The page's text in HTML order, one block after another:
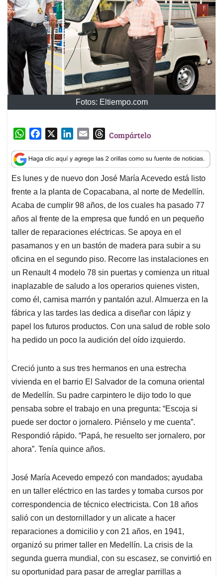
Fotos: Eltiempo.com
W
a
t
s
A
p
p
c
e
b
o
o
k
n
k
e
d
I
n
a
i
l
T
r
e
a
d
s
Compártelo
Es lunes y de nuevo don José María Acevedo está listo
frente a la planta de Copacabana, al norte de Medellín.
Acaba de cumplir 98 años, de los cuales ha pasado 77
años al frente de la empresa que fundó en un pequeño
taller de reparaciones eléctricas. Se apoya en el
pasamanos y en un bastón de madera para subir a su
oficina en el segundo piso. Recorre las instalaciones en
un Renault 4 modelo 78 sin puertas y comienza un ritual
inaplazable de saludo a los operarios quienes visten,
como él, camisa marrón y pantalón azul. Almuerza en la
fábrica y las tardes las dedica a diseñar con lápiz y
papel los futuros productos. Con una salud de roble solo
ha pedido un poco la audición del oído izquierdo.
Creció junto a sus tres hermanos en una estrecha
vivienda en el barrio El Salvador de la comuna oriental
de Medellín. Su padre carpintero le dijo todo lo que
pensaba sobre el trabajo en una pregunta: “Escoja si
puede ser doctor o jornalero. Piénselo y me cuenta”.
Respondió rápido. “Papá, he resuelto ser jornalero, por
ahora”. Tenía quince años.
José María Acevedo empezó con mandados; ayudaba
en un taller eléctrico en las tardes y tomaba cursos por
correspondencia de técnico electricista. Con 18 años
salió con un destornillador y un alicate a hacer
reparaciones a domicilio y con 21 años, en 1941,
organizó su primer taller en Medellín. La crisis de la
segunda guerra mundial, con su escasez, se convirtió en
su oportunidad para pasar de arreglar parrillas a